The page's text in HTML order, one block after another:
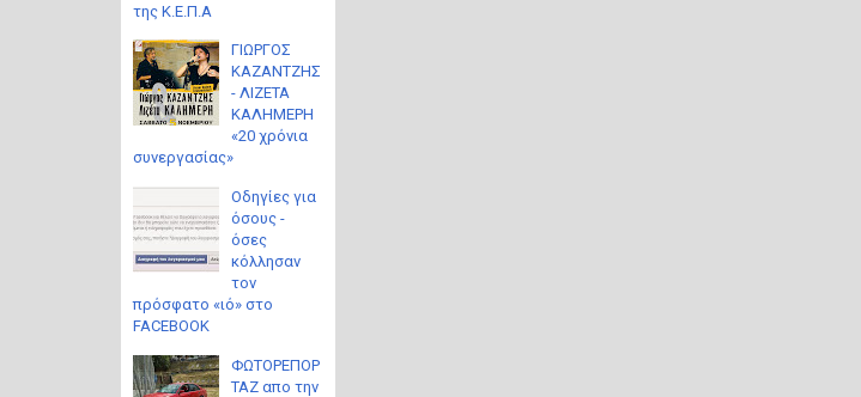
της Κ.Ε.Π.Α
ΓΙΩΡΓΟΣ
ΚΑΖΑΝΤΖΗΣ
- ΛΙΖΕΤΑ
ΚΑΛΗΜΕΡΗ
«20 χρόνια
συνεργασίας»
Οδηγίες για
όσους -
όσες
κόλλησαν
τον
πρόσφατο «ιό» στο
FACEBOOK
ΦΩΤΟΡΕΠΟΡ
ΤΑΖ απο την